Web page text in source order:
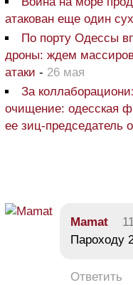
атакован еще один
По порту Одессы
дроны: ждем
атаки - 26 мая
За
очищение: одесская
ее зиц-председатель
Mamat
Пароходу
Ответить